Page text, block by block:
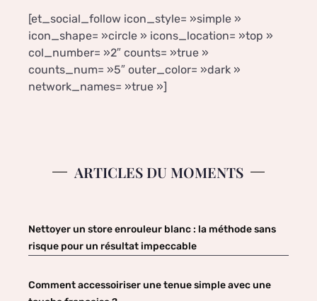
[et_social_follow icon_style= »simple »
icon_shape= »circle » icons_location= »top »
col_number= »2″ counts= »true »
counts_num= »5″ outer_color= »dark »
network_names= »true »]
ARTICLES DU MOMENTS
Nettoyer un store enrouleur blanc : la méthode sans
risque pour un résultat impeccable
Comment accessoiriser une tenue simple avec une